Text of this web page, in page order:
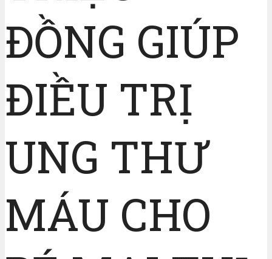
ĐỒNG GIÚP
ĐIỀU TRỊ
UNG THƯ
MÁU CHO